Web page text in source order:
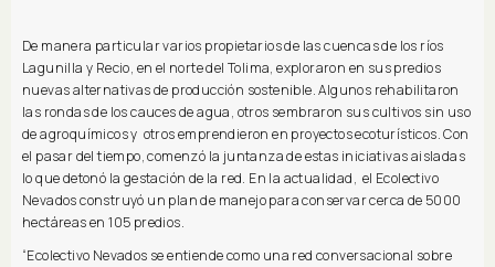
De manera particular varios propietarios de las cuencas de los ríos
Lagunilla y Recio, en el norte del Tolima, exploraron en sus predios
nuevas alternativas de producción sostenible. Algunos rehabilitaron
las rondas de los cauces de agua, otros sembraron sus cultivos sin uso
de agroquímicos y otros emprendieron en proyectos ecoturísticos. Con
el pasar del tiempo, comenzó la juntanza de estas iniciativas aisladas
lo que detonó la gestación de la red. En la actualidad, el Ecolectivo
Nevados construyó un plan de manejo para conservar cerca de 5000
hectáreas en 105 predios.
“Ecolectivo Nevados se entiende como una red conversacional sobre